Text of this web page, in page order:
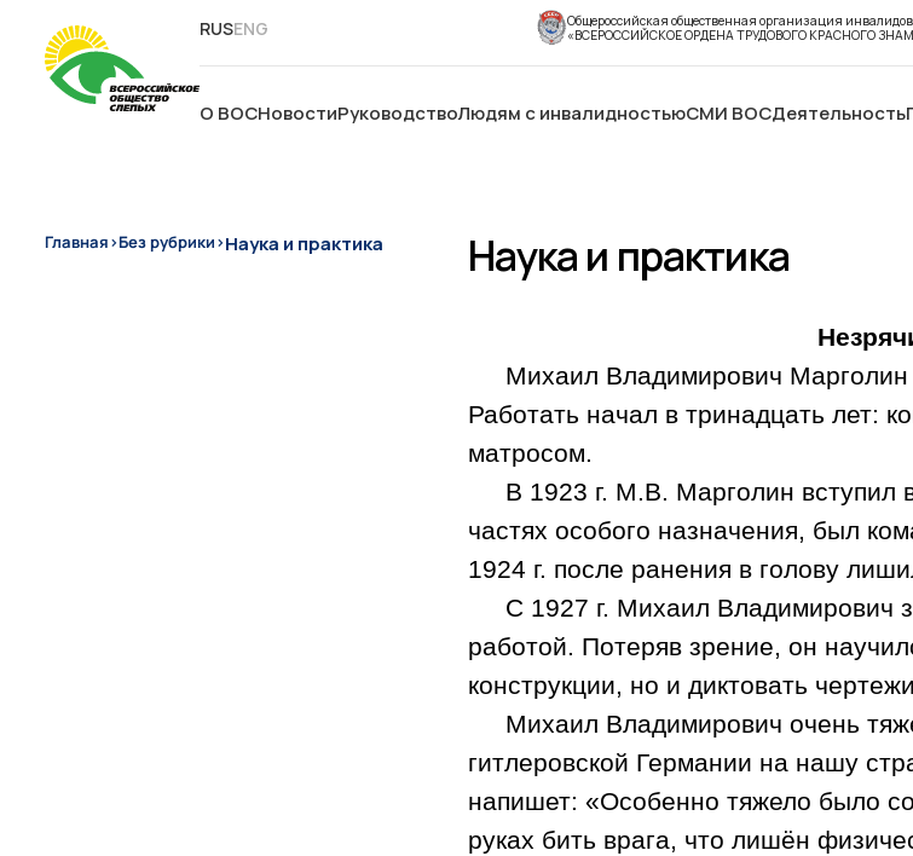
RUSENG
Общероссийская общественная организация инвалидов
«ВСЕРОССИЙСКОЕ ОРДЕНА ТРУДОВОГО КРАСНОГО
О ВОСНовостиРуководствоЛюдям с инвалидностьюСМИ ВОСДеятельность
Главная›Без рубрики›Наука и практика Наука и практика
Михаил Владимирович Марголин
Работать начал в тринадцать лет:
матросом.
В 1923 г. М.В. Марголин вступил
частях особого назначения, был
1924 г. после ранения в голову
С 1927 г. Михаил Владимирович
работой. Потеряв зрение, он
конструкции, но и диктовать
Михаил Владимирович очень
гитлеровской Германии на нашу
напишет: «Особенно тяжело было
руках бить врага, что лишён